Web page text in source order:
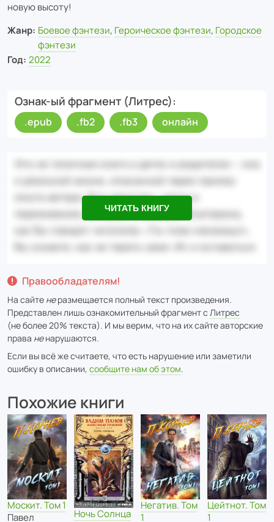
новую высоту!
Жанр: Боевое фэнтези, Героическое фэнтези, Городское
фэнтези
Год: 2022
Ознак-ый фрагмент (Литрес)
.epub .fb2 .fb3 онлайн
ЧИТАТЬ КНИГУ
Правообладателям!
На сайте неразмещается полный текст произведения.
Представлен лишь ознакомительный фрагмент с Литрес
(не более 20% текста). И мы верим, что на их сайте авторские
права ненарушаются.
Если вы всё же считаете, что есть нарушение или заметили
ошибку в описании, сообщите нам об этом.
Похожие книги
Москит. Том 1
Павел
Ночь Солнца
Негатив. Том
1
Цейтнот. Том
1